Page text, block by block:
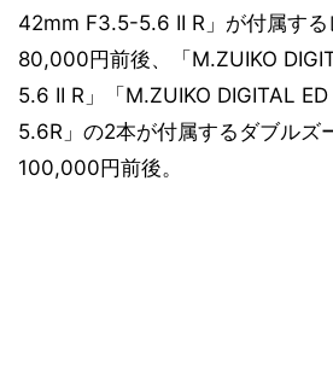
42mm F3.5-5.6 II R」が付属する
80,000円前後、「M.ZUIKO
5.6 II R」「M.ZUIKO DIGITAL
5.6R」の2本が付属するダブルズ
100,000円前後。